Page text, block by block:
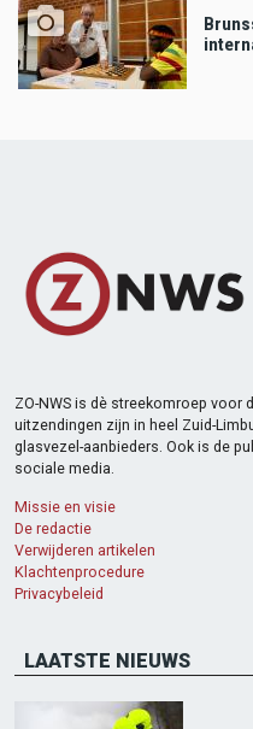
ZO-NWS is dè streekomroep voor
uitzendingen zijn in heel Zuid-
glasvezel-aanbieders. Ook is de
sociale media.
Missie en visie
De redactie
Verwijderen artikelen
Klachtenprocedure
Privacybeleid
LAATSTE NIEUWS